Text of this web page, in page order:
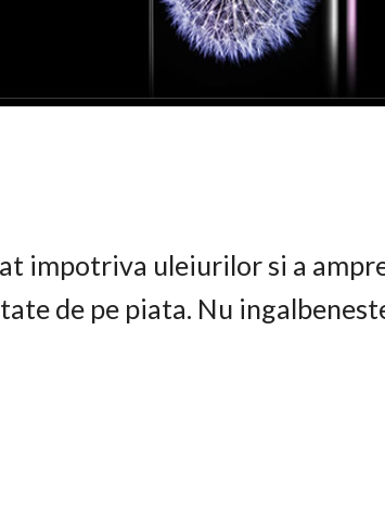
impotriva uleiurilor si a
de pe piata. Nu